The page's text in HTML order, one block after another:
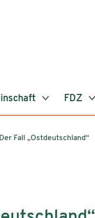
FDZ
Der Fall „Ostdeutschland“